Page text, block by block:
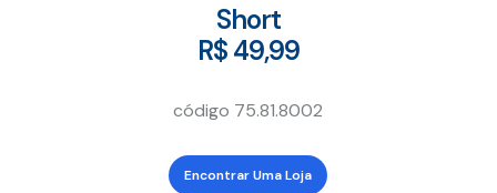
Short
R$ 49,99
código 75.81.8002
Encontrar Uma Loja